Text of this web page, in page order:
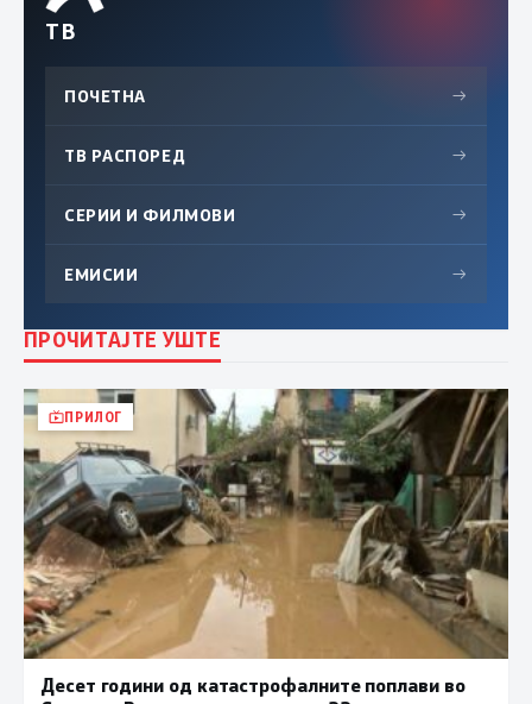
ТВ
ПОЧЕТНА →
ТВ РАСПОРЕД →
СЕРИИ И ФИЛМОВИ →
ЕМИСИИ →
ПРОЧИТАЈТЕ УШТЕ
ПРИЛОГ
Десет години од катастрофалните поплави во